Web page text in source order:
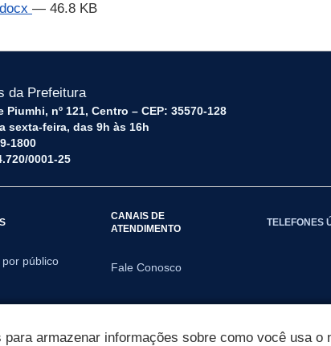
— 46.8 KB
da Prefeitura
Piumhi, nº 121, Centro – CEP: 35570-128
sexta-feira, das 9h às 16h
1800
0001-25
por público
CANAIS DE
ATENDIMENTO
Fale Conosco
TELEFONES
para armazenar informações sobre como você usa